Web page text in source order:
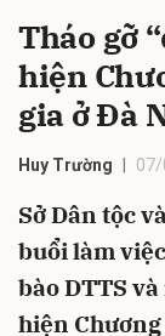
Tháo gỡ
hiện
gia ở Đà
Huy Trường 07/
Sở Dân tộc
buổi làm
bào DTTS
hiện